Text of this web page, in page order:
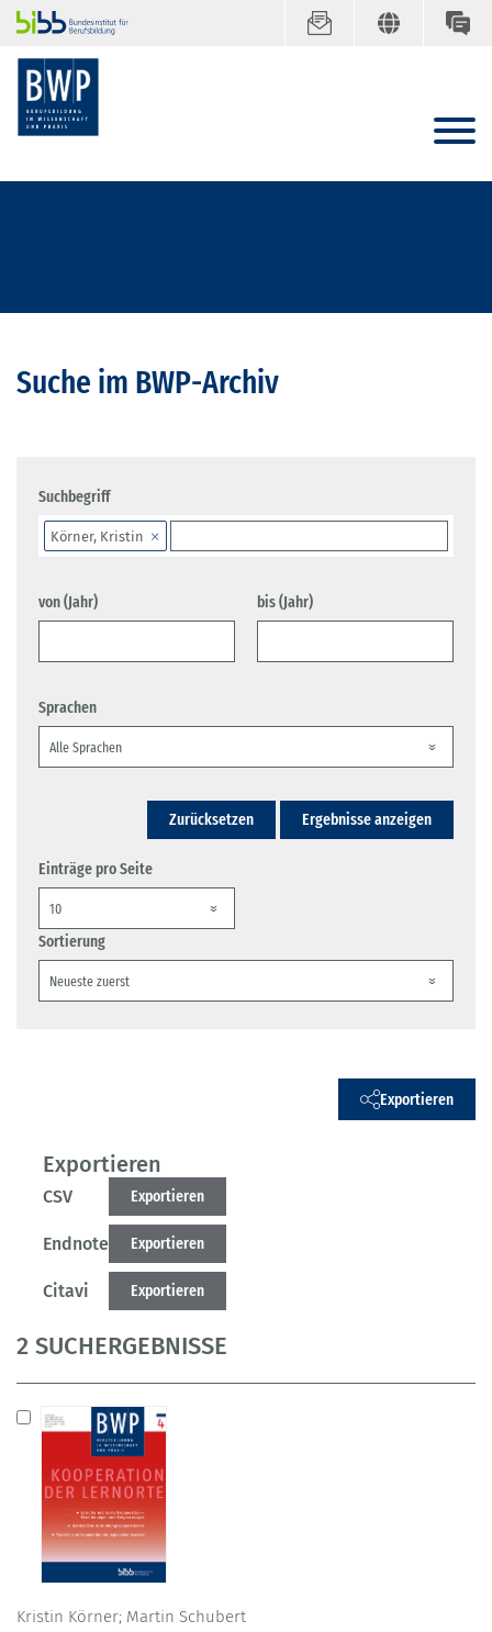
Suche im BWP-Archiv
Suchbegriff
Körner, Kristin
von (Jahr) bis (Jahr)
Sprachen
Zurücksetzen Ergebnisse anzeigen
Einträge pro Seite
Sortierung
Exportieren
Exportieren
CSV Exportieren
Endnote Exportieren
Citavi Exportieren
2 SUCHERGEBNISSE
Kristin Körner; Martin Schubert